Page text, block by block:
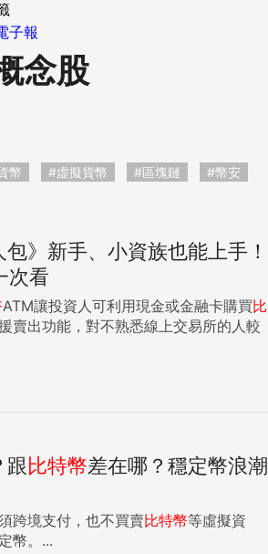
子報
念股
幣 #虛擬貨幣 #區塊鏈 #幣安
》新手、小資族也能上手！
次看
ATM讓投資人可利用現金或金融卡購買比
賣出功能，對不熟悉線上交易所的人較
跟比特幣差在哪？穩定幣浪潮
跨境支付，也不買賣比特幣等虛擬資
幣。...